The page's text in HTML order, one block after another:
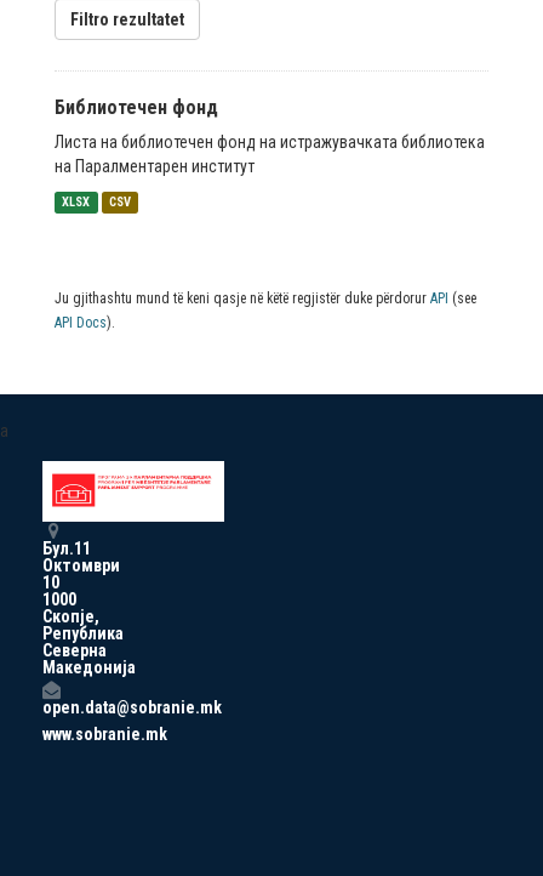
Filtro rezultatet
Библиотечен фонд
Листа на библиотечен фонд на истражувачката библиотека
на Паралментарен институт
XLSX CSV
Ju gjithashtu mund të keni qasje në këtë regjistër duke përdorur API (see
API Docs).
a
Бул.11
Октомври
10
1000
Скопје,
Република
Северна
Македонија
open.data@sobranie.mk
www.sobranie.mk